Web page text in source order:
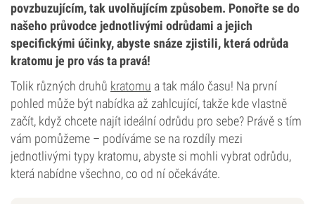
povzbuzujícím, tak uvolňujícím způsobem. Ponořte se do
našeho průvodce jednotlivými odrůdami a jejich
specifickými účinky, abyste snáze zjistili, která odrůda
kratomu je pro vás ta pravá!
Tolik různých druhů kratomu a tak málo času! Na první
pohled může být nabídka až zahlcující, takže kde vlastně
začít, když chcete najít ideální odrůdu pro sebe? Právě s tím
vám pomůžeme – podíváme se na rozdíly mezi
jednotlivými typy kratomu, abyste si mohli vybrat odrůdu,
která nabídne všechno, co od ní očekáváte.